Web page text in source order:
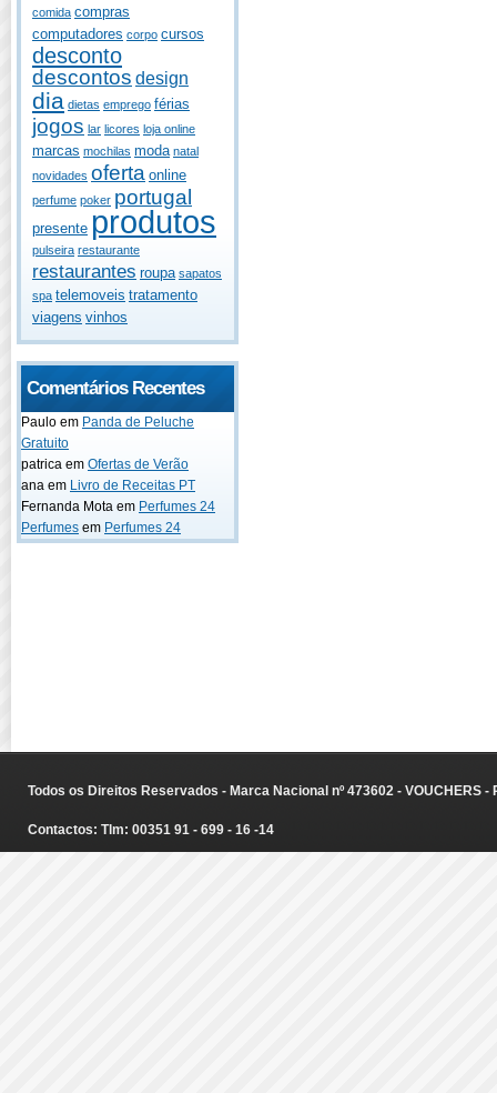
comida compras
computadores corpo cursos
desconto
descontos design
dia dietas emprego férias
jogos lar licores loja online
marcas mochilas moda natal
novidades oferta online
perfume poker portugal
presente produtos
pulseira restaurante
restaurantes roupa sapatos
spa telemoveis tratamento
viagens vinhos
Comentários Recentes
Paulo em Panda de Peluche
Gratuito
patrica em Ofertas de Verão
ana em Livro de Receitas PT
Fernanda Mota em Perfumes 24
Perfumes em Perfumes 24
Todos os Direitos Reservados - Marca Nacional nº 473602 - VOUCHERS
Contactos: Tlm: 00351 91 - 699 - 16 -14